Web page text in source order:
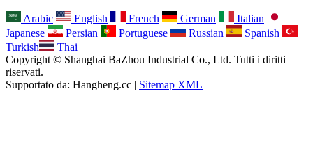
Arabic English French German
Italian
Japanese
Persian Portuguese Russian
Spanish
Turkish
Thai
Copyright © Shanghai BaZhou Industrial Co., Ltd. Tutti i diritti
riservati.
Supportato da: Hangheng.cc | Sitemap XML